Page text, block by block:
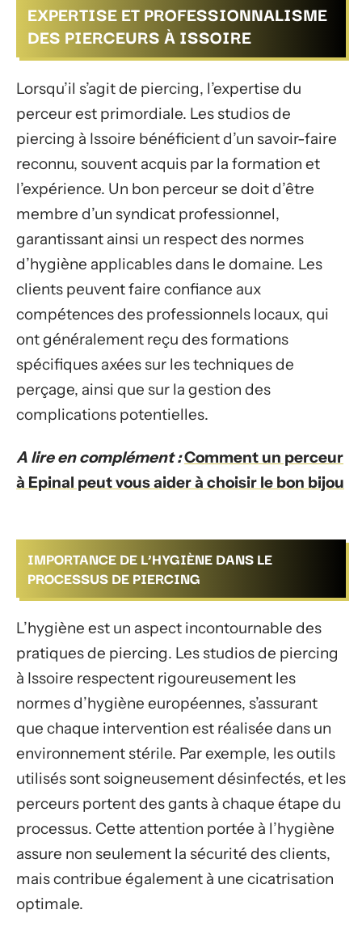
EXPERTISE ET PROFESSIONNALISME
DES PIERCEURS À ISSOIRE
Lorsqu’il s’agit de piercing, l’expertise du
perceur est primordiale. Les studios de
piercing à Issoire bénéficient d’un savoir-faire
reconnu, souvent acquis par la formation et
l’expérience. Un bon perceur se doit d’être
membre d’un syndicat professionnel,
garantissant ainsi un respect des normes
d’hygiène applicables dans le domaine. Les
clients peuvent faire confiance aux
compétences des professionnels locaux, qui
ont généralement reçu des formations
spécifiques axées sur les techniques de
perçage, ainsi que sur la gestion des
complications potentielles.
A lire en complément :Comment un perceur
à Epinal peut vous aider à choisir le bon bijou
IMPORTANCE DE L’HYGIÈNE DANS LE
PROCESSUS DE PIERCING
L’hygiène est un aspect incontournable des
pratiques de piercing. Les studios de piercing
à Issoire respectent rigoureusement les
normes d’hygiène européennes, s’assurant
que chaque intervention est réalisée dans un
environnement stérile. Par exemple, les outils
utilisés sont soigneusement désinfectés, et les
perceurs portent des gants à chaque étape du
processus. Cette attention portée à l’hygiène
assure non seulement la sécurité des clients,
mais contribue également à une cicatrisation
optimale.